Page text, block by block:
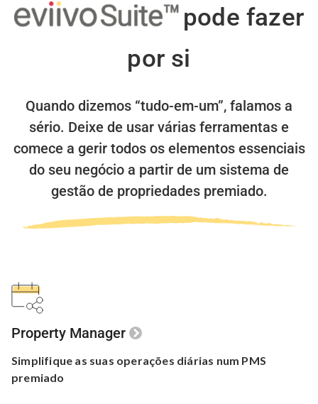
pode fazer
por si
Quando dizemos “tudo-em-um”, falamos a
sério. Deixe de usar várias ferramentas e
comece a gerir todos os elementos essenciais
do seu negócio a partir de um sistema de
gestão de propriedades premiado.
Property Manager
Simplifique as suas operações diárias num PMS
premiado